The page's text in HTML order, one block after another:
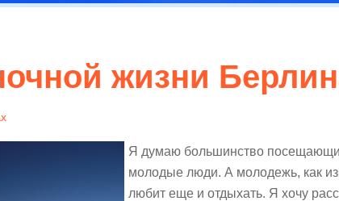
жизни
Я думаю большинство
молодые люди. А молодежь, как
любит еще и отдыхать. Я хочу